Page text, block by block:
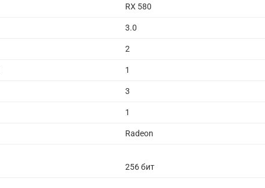
RX 580
3.0
2
1
3
1
Radeon
256 бит